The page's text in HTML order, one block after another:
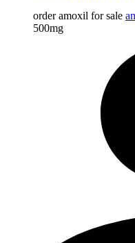
order amoxil for sale
500mg